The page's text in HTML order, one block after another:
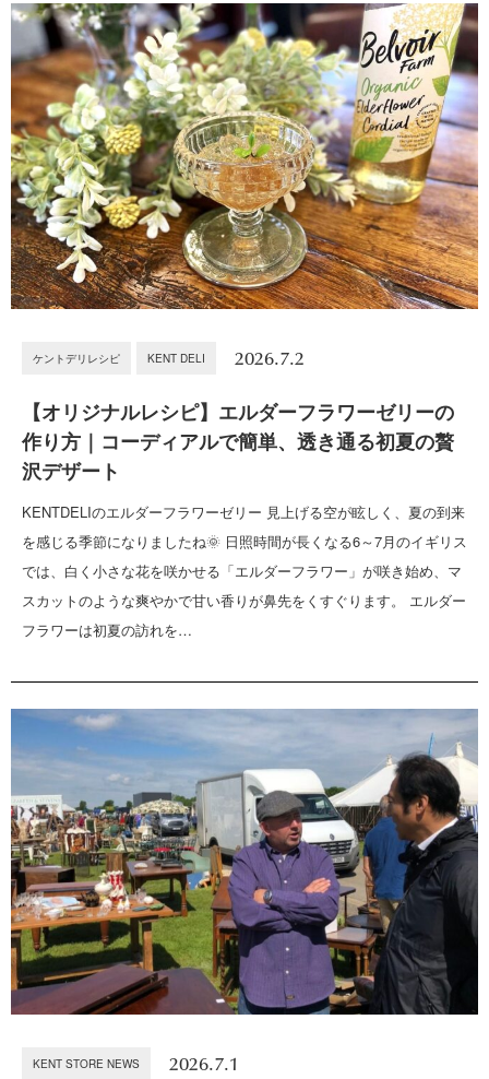
ケントデリレシピ KENT DELI 2026.7.2
【オリジナルレシピ】エルダーフラワーゼリーの
作り方｜コーディアルで簡単、透き通る初夏の贅
沢デザート
KENTDELIのエルダーフラワーゼリー 見上げる空が眩しく、夏の到来
を感じる季節になりましたね🌞 日照時間が長くなる6～7月のイギリス
では、白く小さな花を咲かせる「エルダーフラワー」が咲き始め、マ
スカットのような爽やかで甘い香りが鼻先をくすぐります。 エルダー
フラワーは初夏の訪れを…
KENT STORE NEWS 2026.7.1